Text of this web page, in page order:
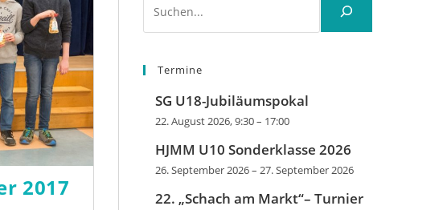
2017
Termine
SG U18-Jubiläumspokal
22. August 2026, 9:30– 17:00
HJMM U10 Sonderklasse 2026
26. September 2026– 27. September 2026
22. „Schach am Markt“– Turnier